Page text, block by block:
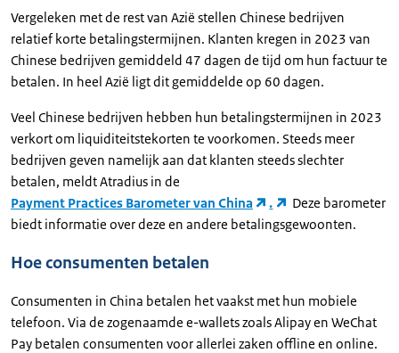
Vergeleken met de rest van Azië stellen Chinese bedrijven
relatief korte betalingstermijnen. Klanten kregen in 2023 van
Chinese bedrijven gemiddeld 47 dagen de tijd om hun factuur te
betalen. In heel Azië ligt dit gemiddelde op 60 dagen.
Veel Chinese bedrijven hebben hun betalingstermijnen in 2023
verkort om liquiditeitstekorten te voorkomen. Steeds meer
bedrijven geven namelijk aan dat klanten steeds slechter
betalen, meldt Atradius in de
Payment Practices Barometer van China
.
Deze barometer
biedt informatie over deze en andere betalingsgewoonten.
Hoe consumenten betalen
Consumenten in China betalen het vaakst met hun mobiele
telefoon. Via de zogenaamde e-wallets zoals Alipay en WeChat
Pay betalen consumenten voor allerlei zaken offline en online.